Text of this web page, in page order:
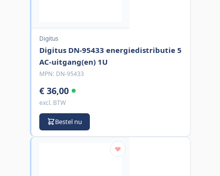
Digitus
Digitus DN-95433 energiedistributie 5
AC-uitgang(en) 1U
MPN: DN-95433
€ 36,00
excl. BTW
Bestel nu